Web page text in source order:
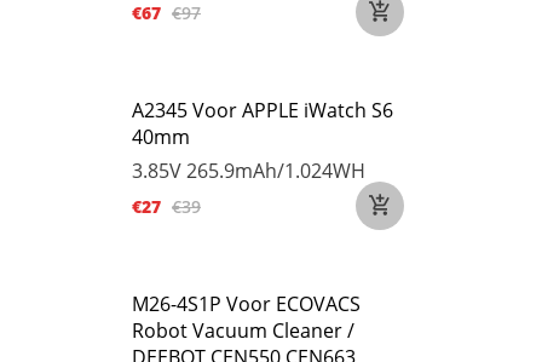
€67 €97
A2345 Voor APPLE iWatch S6
40mm
3.85V265.9mAh/1.024WH
€27 €39
M26-4S1P Voor ECOVACS
Robot Vacuum Cleaner /